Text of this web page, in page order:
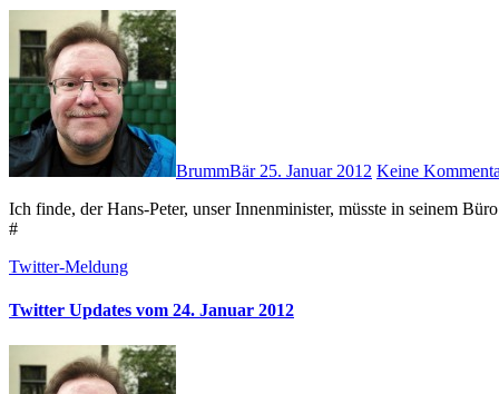
BrummBär 25. Januar 2012 Keine
Ich finde, der Hans-Peter, unser Innenminister, müsste in seinem Büro "Der Staatsfeind Nr. 1" in einer Dauerschleife angezeigt bekommen!
#
Twitter-Meldung
Twitter Updates vom 24. Januar 2012